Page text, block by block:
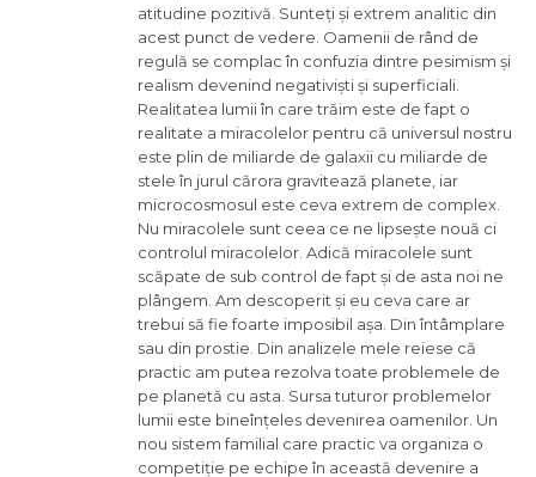
atitudine pozitivă. Sunteți și extrem analitic din
acest punct de vedere. Oamenii de rând de
regulă se complac în confuzia dintre pesimism și
realism devenind negativiști și superficiali.
Realitatea lumii în care trăim este de fapt o
realitate a miracolelor pentru că universul nostru
este plin de miliarde de galaxii cu miliarde de
stele în jurul cărora gravitează planete, iar
microcosmosul este ceva extrem de complex.
Nu miracolele sunt ceea ce ne lipsește nouă ci
controlul miracolelor. Adică miracolele sunt
scăpate de sub control de fapt și de asta noi ne
plângem. Am descoperit și eu ceva care ar
trebui să fie foarte imposibil așa. Din întâmplare
sau din prostie. Din analizele mele reiese că
practic am putea rezolva toate problemele de
pe planetă cu asta. Sursa tuturor problemelor
lumii este bineînțeles devenirea oamenilor. Un
nou sistem familial care practic va organiza o
competiție pe echipe în această devenire a